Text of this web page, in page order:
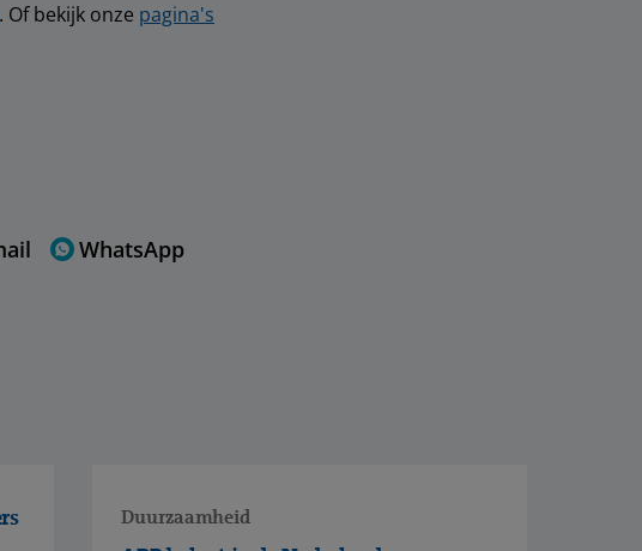
. Of bekijk onze pagina's
WhatsApp
Duurzaamheid